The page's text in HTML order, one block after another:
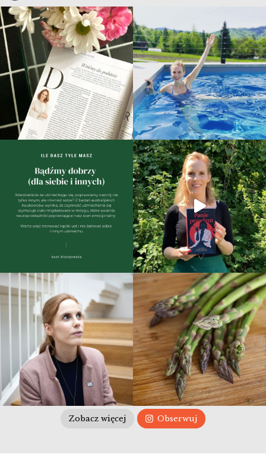
Zobacz więcej Obserwuj